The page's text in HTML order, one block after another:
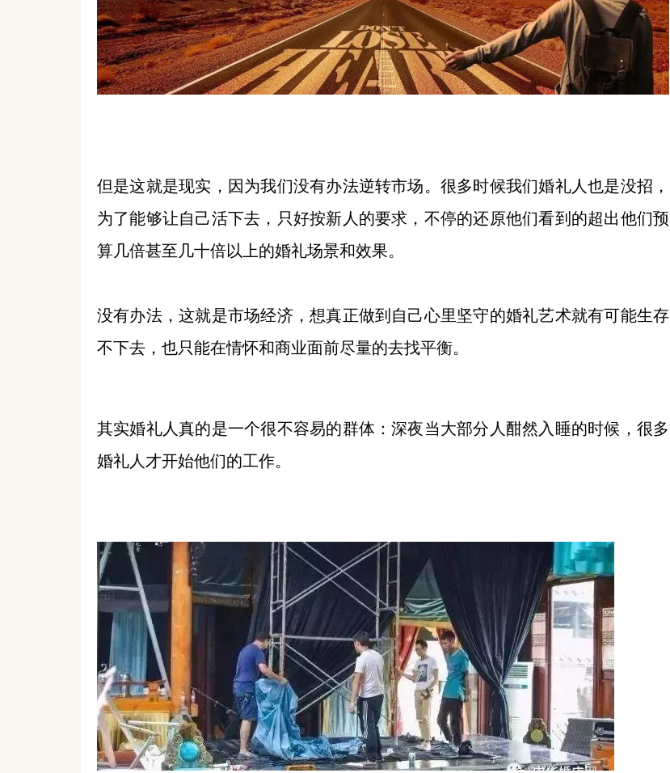
但是这就是现实，因为我们没有办法逆转市场。很多时候我们婚礼人也是没招，
为了能够让自己活下去，只好按新人的要求，不停的还原他们看到的超出他们预
算几倍甚至几十倍以上的婚礼场景和效果。
没有办法，这就是市场经济，想真正做到自己心里坚守的婚礼艺术就有可能生存
不下去，也只能在情怀和商业面前尽量的去找平衡。
其实婚礼人真的是一个很不容易的群体：深夜当大部分人酣然入睡的时候，很多
婚礼人才开始他们的工作。